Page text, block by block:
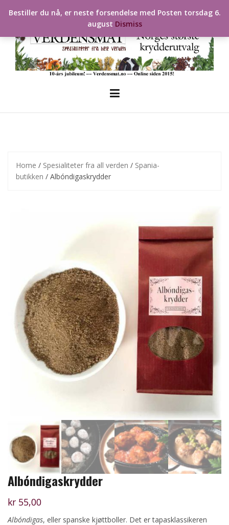
Home / Spesialiteter fra all verden / Spania-
butikken / Albóndigaskrydder
Albóndigaskrydder
kr 55,00
Albóndigas, eller spanske kjøttboller. Det er tapasklassikeren
Bestiller du nå, er neste forsendelse med Posten torsdag 6.
august Dismiss